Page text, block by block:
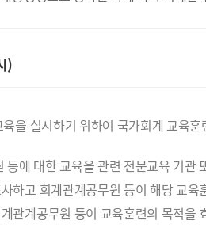
)
을 실시하기 위하여 국가회계 교육
에 대한 교육을 관련 전문교육 기관
하고 회계관계공무원 등이 해당 교
관계공무원 등이 교육훈련의 목적을